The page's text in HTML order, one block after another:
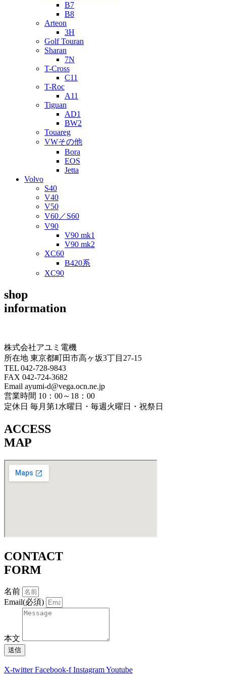
B7
B8
Arteon
3H
Golf Touran
Sharan
7N
T-Cross
C11
T-Roc
A11
Tiguan
AD1
BW2
Touareg
VWその他
Bora
EOS
Jetta
Volvo
S40
V40
V50
V60／S60
V90
V90 mk1
V90 mk2
XC60
B420系
XC90
shop
information
株式会社アユミ電機
所在地 東京都町田市高ヶ坂3丁目27‐15
TEL 042-728-9843
FAX 042-724-3682
Email ayumi-d@vega.ocn.ne.jp
営業時間 10：00～18：00
定休日 毎月第1水曜日・毎週火曜日・祝祭日
ACCESS
MAP
CONTACT
FORM
名前
Email(必須)
本文
送信
X-twitter Facebook-f InstagramYoutube